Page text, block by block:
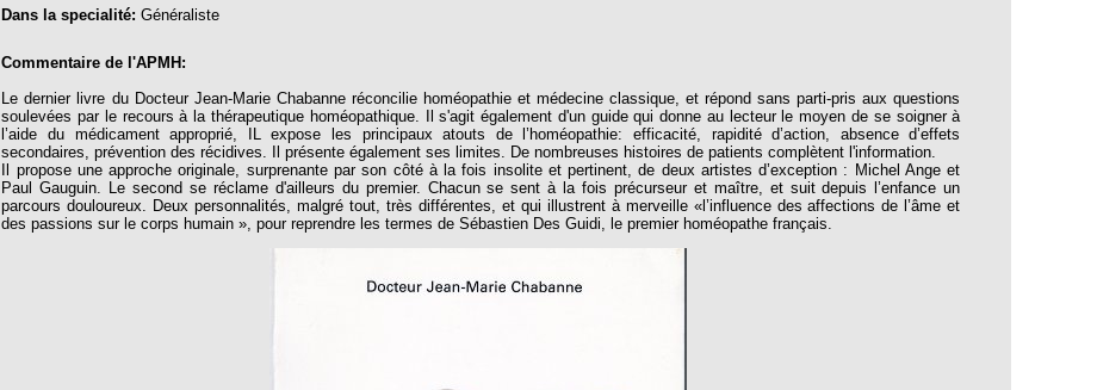
Dans la specialité:Généraliste
Commentaire de l'APMH:
Le dernier livre du Docteur Jean-Marie Chabanne réconcilie homéopathie et médecine classique, et répond sans parti-pris aux questions
soulevées par le recours à la thérapeutique homéopathique. Il s'agit également d'un guide qui donne au lecteur le moyen de se soigner à
l’aide du médicament approprié, IL expose les principaux atouts de l’homéopathie: efficacité, rapidité d’action, absence d’effets
secondaires, prévention des récidives. Il présente également ses limites. De nombreuses histoires de patients complètent l'information.
Il propose une approche originale, surprenante par son côté à la fois insolite et pertinent, de deux artistes d’exception : Michel Ange et
Paul Gauguin. Le second se réclame d'ailleurs du premier. Chacun se sent à la fois précurseur et maître, et suit depuis l’enfance un
parcours douloureux. Deux personnalités, malgré tout, très différentes, et qui illustrent à merveille «l’influence des affections de l’âme et
des passions sur le corps humain », pour reprendre les termes de Sébastien Des Guidi, le premier homéopathe français.